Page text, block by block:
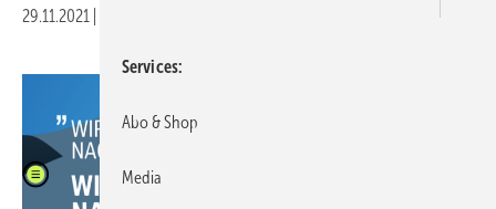
29.11.2021
Services
Abo & Shop
Media